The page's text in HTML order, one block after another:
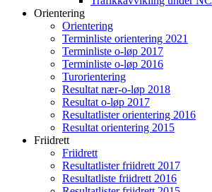
Orientering
Orientering
Terminliste orientering 2021
Terminliste o-løp 2017
Terminliste o-løp 2016
Turorientering
Resultat nær-o-løp 2018
Resultat o-løp 2017
Resultatlister orientering 2016
Resultat orientering 2015
Friidrett
Friidrett
Resultatlister friidrett 2017
Resultatliste friidrett 2016